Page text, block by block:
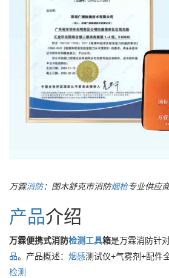
万霖消防：图木舒克市消防烟枪专业供应
产品介绍
万霖便携式消防检测工具箱是万霖消防针
品。产品概述： 烟感测试仪+气雾剂+配件
检测